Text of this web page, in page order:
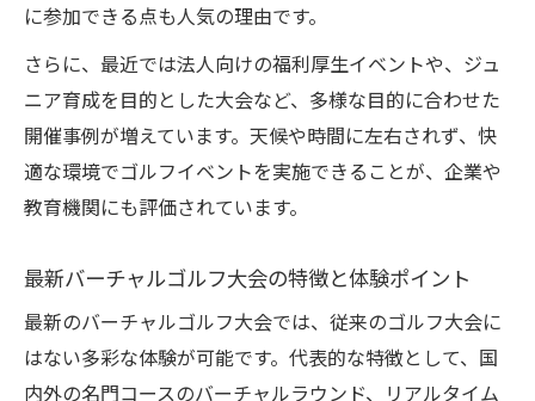
に参加できる点も人気の理由です。
さらに、最近では法人向けの福利厚生イベントや、ジュ
ニア育成を目的とした大会など、多様な目的に合わせた
開催事例が増えています。天候や時間に左右されず、快
適な環境でゴルフイベントを実施できることが、企業や
教育機関にも評価されています。
最新バーチャルゴルフ大会の特徴と体験ポイント
最新のバーチャルゴルフ大会では、従来のゴルフ大会に
はない多彩な体験が可能です。代表的な特徴として、国